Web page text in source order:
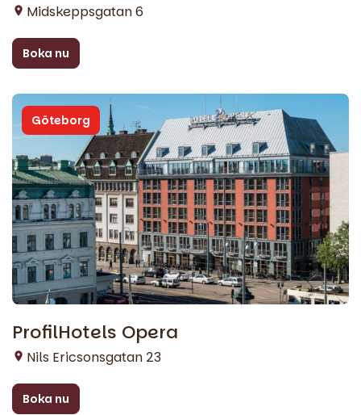
Midskeppsgatan 6
Boka nu
Göteborg
ProfilHotels Opera
Nils Ericsonsgatan 23
Boka nu